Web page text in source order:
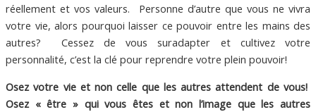
réellement et vos valeurs. Personne d’autre que vous ne vivra
votre vie, alors pourquoi laisser ce pouvoir entre les mains des
autres? Cessez de vous suradapter et cultivez votre
personnalité, c’est la clé pour reprendre votre plein pouvoir!
Osez votre vie et non celle que les autres attendent de vous!
Osez « être » qui vous êtes et non l’image que les autres